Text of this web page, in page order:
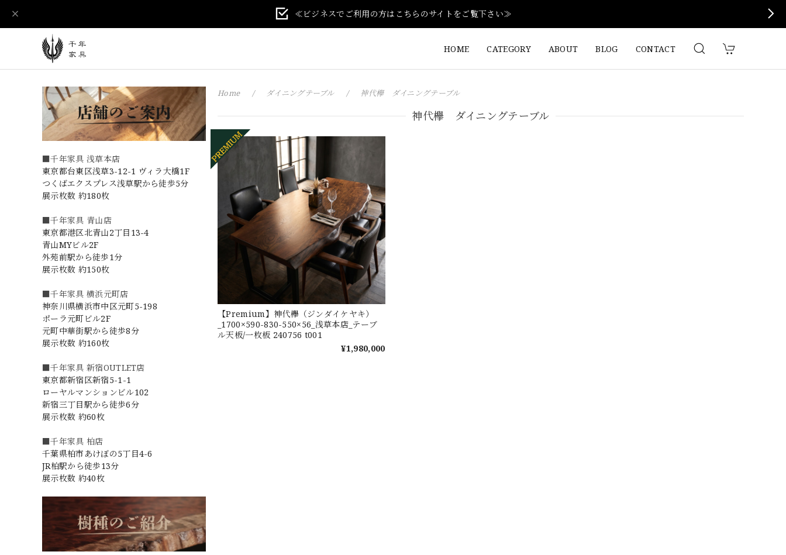
≪ビジネスでご利用の方はこちらのサイトをご覧下さい≫
HOME CATEGORY ABOUT BLOG CONTACT
■千年家具 浅草本店
東京都台東区浅草3-12-1 ヴィラ大橋1F
つくばエクスプレス浅草駅から徒歩5分
展示枚数 約180枚
■千年家具 青山店
東京都港区北青山2丁目13-4
青山MYビル2F
外苑前駅から徒歩1分
展示枚数 約150枚
■千年家具 横浜元町店
神奈川県横浜市中区元町5-198
ポーラ元町ビル2F
元町中華街駅から徒歩8分
展示枚数 約160枚
■千年家具 新宿OUTLET店
東京都新宿区新宿5-1-1
ローヤルマンションビル102
新宿三丁目駅から徒歩6分
展示枚数 約60枚
■千年家具 柏店
千葉県柏市あけぼの5丁目4-6
JR柏駅から徒歩13分
展示枚数 約40枚
Home ダイニングテーブル 神代欅 ダイニングテーブル
神代欅 ダイニングテーブル
【Premium】神代欅（ジンダイケヤキ）
_1700×590-830-550×56_浅草本店_テーブ
ル天板/一枚板 240756 t001
¥1,980,000